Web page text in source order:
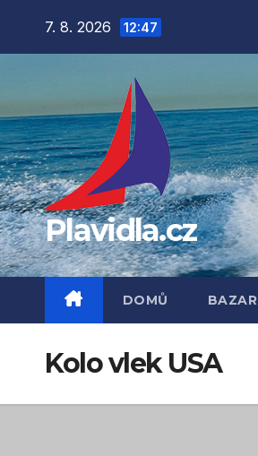
7. 8. 2026 12:47
Plavidla.cz
DOMŮ BAZAR
Kolo vlek USA